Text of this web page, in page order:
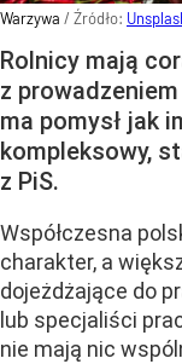
Warzywa / Źródło:
Rolnicy mają
z
ma pomysł jak
kompleksowy,
z PiS.
Współczesna
charakter, a
dojeżdżające do
lub specjaliści
nie mają nic